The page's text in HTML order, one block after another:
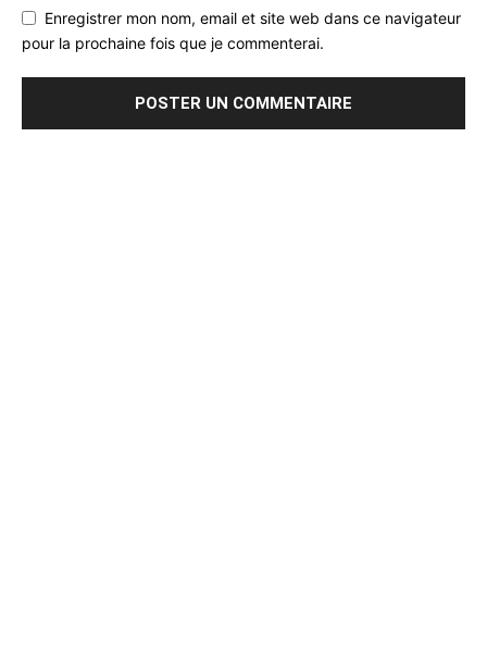
Enregistrer mon nom, email et site web dans ce navigateur
pour la prochaine fois que je commenterai.